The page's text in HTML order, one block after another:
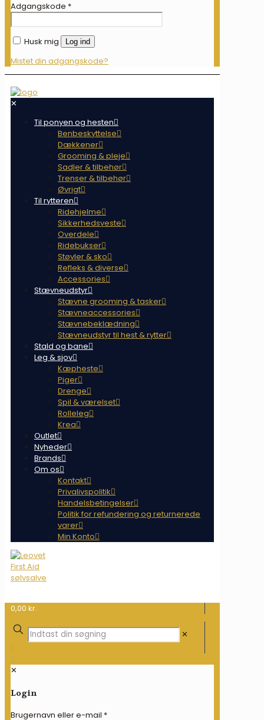
Adgangskode *
Husk mig Log ind
Mistet din adgangskode?
✕
Til ponyen og hesten
Benbeskyttelse
Dækkener
Grooming & pleje
Sadler & tilbehør
Trenser & tilbehør
Øvrigt
Til rytteren
Ridehjelme
Sikkerhedsveste
Overdele
Ridebukser
Støvler & sko
Refleks & diverse
Accessories
Stævneudstyr
Stævne grooming & tasker
Stævneaccessories
Stævnebeklædning
Stævneudstyr til hest & rytter
Stald og bane
Leg & sjov
Kæpheste
Piger
Drenge
Spil & værelset
Rolleleg
Krea
Outlet
Nyheder
Brands
Om os
Kontakt
Privalivspolitik
Handelsbetingelser
Politik for refundering og returnerede
varer
Min Konto
0,00 kr.
✕
✕
Login
Brugernavn eller e-mail *